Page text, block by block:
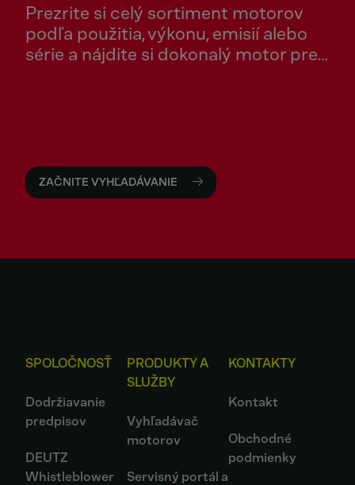
Prezrite si celý sortiment motorov
podľa použitia, výkonu, emisií alebo
série a nájdite si dokonalý motor pre
ZAČNITE VYHĽADÁVANIE
SPOLOČNOSŤ
Dodržiavanie
predpisov
DEUTZ
Whistleblower
PRODUKTY A
SLUŽBY
Vyhľadávač
motorov
Servisný portál a
KONTAKTY
Kontakt
Obchodné
podmienky